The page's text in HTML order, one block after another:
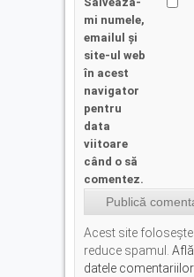
mi numele,
emailul și
site-ul web
în acest
navigator
pentru
data
viitoare
când o să
comentez.
Acest site
reduce spamul.
datele